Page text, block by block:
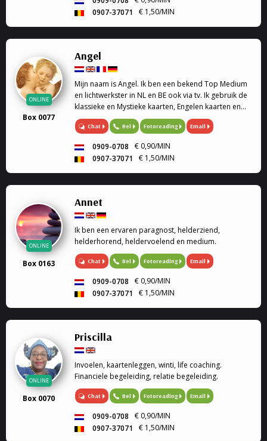
Helderwetend.
0907-37071
€ 1,50/MIN
ONLINE
Box 0077
Angel
Mijn naam is Angel. Ik ben een bekend Top Medium
en lichtwerkster in NL en BE ook via tv. Ik gebruik de
klassieke en Mystieke kaarten, Engelen kaarten en
pendel waardoor ik jullie antwoorden kan geven op
al jullie vragen. Bied ook hulp als ervaren
gesprekstherapeute om de juiste inzichten te geven.
Chat Bel Fotoreading Email
0909-0708
€ 0,90/MIN
0907-37071
€ 1,50/MIN
ONLINE
Box 0163
Annet
Ik ben een ervaren paragnost, helderziend,
helderhorend, heldervoelend en medium.
Chat Bel Fotoreading Email
0909-0708
€ 0,90/MIN
0907-37071
€ 1,50/MIN
ONLINE
Box 0070
Priscilla
Invoelen, kaartenleggen, winti, life coaching.
Financiele begeleiding, relatie begeleiding.
Chat Bel Fotoreading Email
0909-0708
€ 0,90/MIN
0907-37071
€ 1,50/MIN